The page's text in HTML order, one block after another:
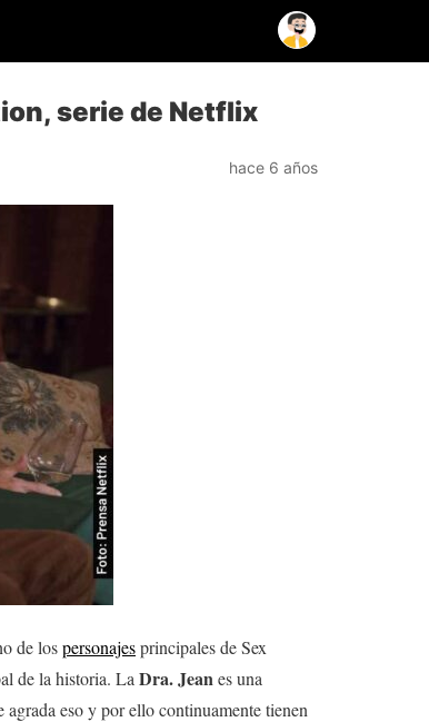
serie de Netflix
hace 6 años
de lospersonajesprincipales de Sex
de la historia. La Dra. Jeanes una
eso y por ello continuamente tienen